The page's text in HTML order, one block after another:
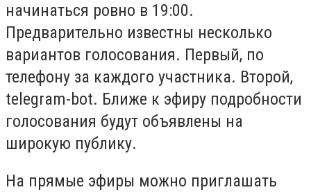
начинаться ровно в 19:00.
Предварительно известны несколько
вариантов голосования. Первый, по
телефону за каждого участника. Второй,
telegram-bot. Ближе к эфиру подробности
голосования будут объявлены на
широкую публику.
На прямые эфиры можно приглашать